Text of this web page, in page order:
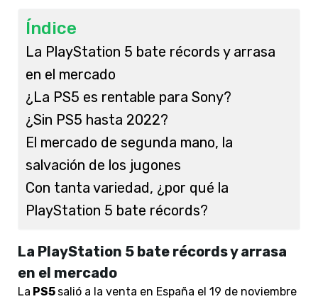
Índice
La PlayStation 5 bate récords y arrasa
en el mercado
¿La PS5 es rentable para Sony?
¿Sin PS5 hasta 2022?
El mercado de segunda mano, la
salvación de los jugones
Con tanta variedad, ¿por qué la
PlayStation 5 bate récords?
La PlayStation 5 bate récords y arrasa
en el mercado
La PS5 salió a la venta en España el 19 de noviembre